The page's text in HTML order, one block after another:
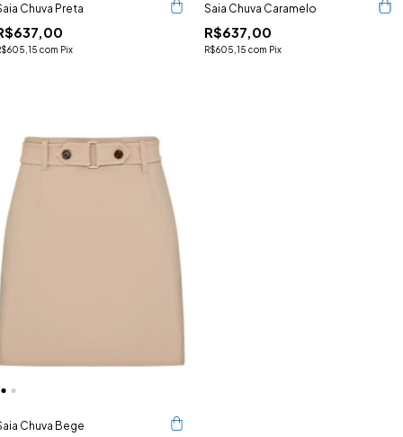
Chuva Preta
com Pix
Saia Chuva Caramelo
R$637,00
R$605,15 com Pix
Chuva Bege